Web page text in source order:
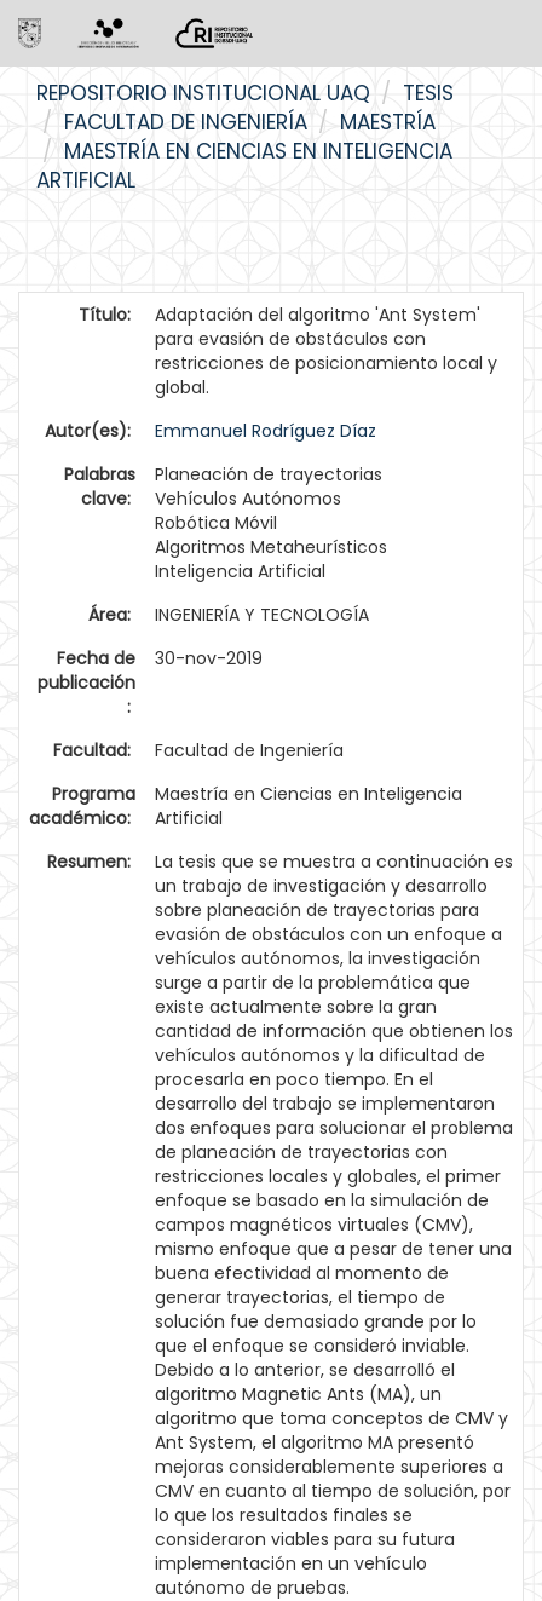
navigation
REPOSITORIO INSTITUCIONAL UAQ
TESIS
FACULTAD DE INGENIERÍA
MAESTRÍA
MAESTRÍA EN CIENCIAS EN INTELIGENCIA
ARTIFICIAL
Título:
Adaptación del algoritmo 'Ant System'
para evasión de obstáculos con
restricciones de posicionamiento local y
global.
Autor(es):
Emmanuel Rodríguez Díaz
Palabras
clave:
Planeación de trayectorias
Vehículos Autónomos
Robótica Móvil
Algoritmos Metaheurísticos
Inteligencia Artificial
Área:
INGENIERÍA Y TECNOLOGÍA
Fecha de
publicación
:
30-nov-2019
Facultad:
Facultad de Ingeniería
Programa
académico:
Maestría en Ciencias en Inteligencia
Artificial
Resumen:
La tesis que se muestra a continuación es
un trabajo de investigación y desarrollo
sobre planeación de trayectorias para
evasión de obstáculos con un enfoque a
vehículos autónomos, la investigación
surge a partir de la problemática que
existe actualmente sobre la gran
cantidad de información que obtienen los
vehículos autónomos y la dificultad de
procesarla en poco tiempo. En el
desarrollo del trabajo se implementaron
dos enfoques para solucionar el problema
de planeación de trayectorias con
restricciones locales y globales, el primer
enfoque se basado en la simulación de
campos magnéticos virtuales (CMV),
mismo enfoque que a pesar de tener una
buena efectividad al momento de
generar trayectorias, el tiempo de
solución fue demasiado grande por lo
que el enfoque se consideró inviable.
Debido a lo anterior, se desarrolló el
algoritmo Magnetic Ants (MA), un
algoritmo que toma conceptos de CMV y
Ant System, el algoritmo MA presentó
mejoras considerablemente superiores a
CMV en cuanto al tiempo de solución, por
lo que los resultados finales se
consideraron viables para su futura
implementación en un vehículo
autónomo de pruebas.